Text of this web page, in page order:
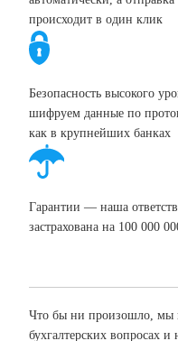
происходит в один клик
Безопасность высокого
шифруем данные по
как в крупнейших банках
Гарантии — наша
застрахована на 100 000
Что бы ни произошло, мы
бухгалтерских вопросах